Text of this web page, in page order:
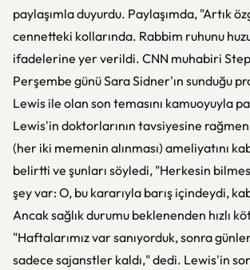
paylaşımla duyurdu. Paylaşımda, "Artık
cennetteki kollarında. Rabbim ruhunu
ifadelerine yer verildi. CNN muhabiri
Perşembe günü Sara Sidner'ın sunduğu
Lewis ile olan son temasını kamuoyuyla
Lewis'in doktorlarının tavsiyesine
(her iki memenin alınması) ameliyatını
belirtti ve şunları söyledi, "Herkesin
şey var: O, bu kararıyla barış içindeydi,
Ancak sağlık durumu beklenenden hızlı
"Haftalarımız var sanıyorduk, sonra
sadece sajanstler kaldı," dedi. Lewis'in